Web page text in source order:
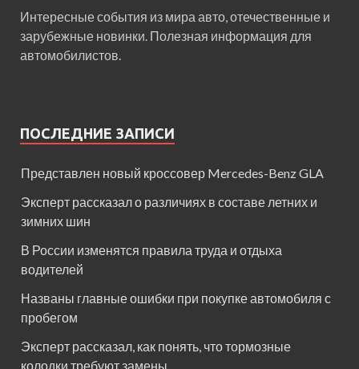
Интересные события из мира авто, отечественные и
зарубежные новинки. Полезная информация для
автомобилистов.
ПОСЛЕДНИЕ ЗАПИСИ
Представлен новый кроссовер Mercedes-Benz GLA
Эксперт рассказал о различиях в составе летних и
зимних шин
В России изменятся правила труда и отдыха
водителей
Названы главные ошибки при покупке автомобиля с
пробегом
Эксперт рассказал, как понять, что тормозные
колодки требуют замены